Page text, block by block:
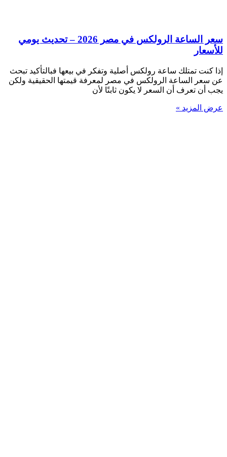
سعر الساعة الرولكس في مصر 2026 – تحديث يومي
للأسعار
إذا كنت تمتلك ساعة رولكس أصلية وتفكر في بيعها فبالتأكيد تبحث
عن سعر الساعة الرولكس في مصر لمعرفة قيمتها الحقيقية ولكن
يجب أن تعرف أن السعر لا يكون ثابتًا لأن
عرض المزيد »